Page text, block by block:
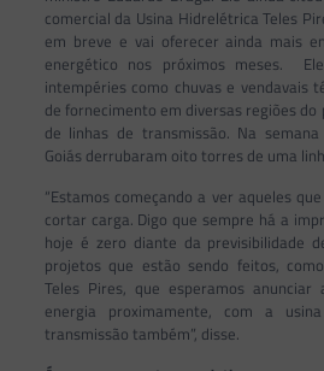
comercial da Usina Hidrelétrica Teles
em breve e vai oferecer ainda mais
energético nos próximos meses.
intempéries como chuvas e vendavais
de fornecimento em diversas regiões do
de linhas de transmissão. Na
Goiás derrubaram oito torres de uma
“Estamos começando a ver aqueles
cortar carga. Digo que sempre há a
hoje é zero diante da previsibilidade
projetos que estão sendo feitos,
Teles Pires, que esperamos anunciar
energia proximamente, com a
transmissão também”, disse.